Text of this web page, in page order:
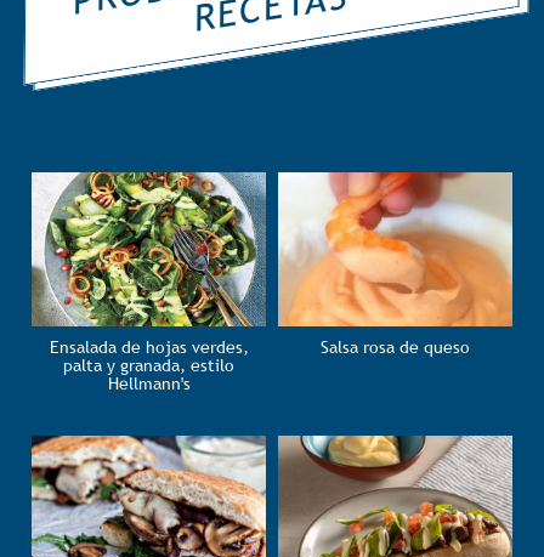
Ensalada de hojas verdes,
palta y granada, estilo
Hellmann's
Salsa rosa de queso